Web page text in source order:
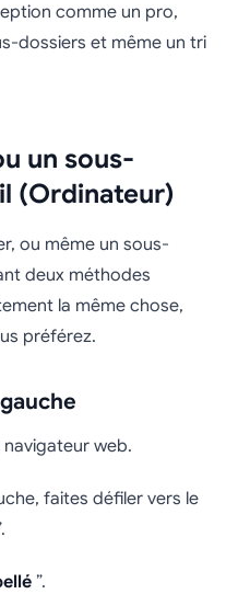
comme un pro,
dossiers et même un tri
un sous-
(Ordinateur)
ou même un sous-
deux méthodes
la même chose,
préférez.
web.
faites défiler vers le
”.